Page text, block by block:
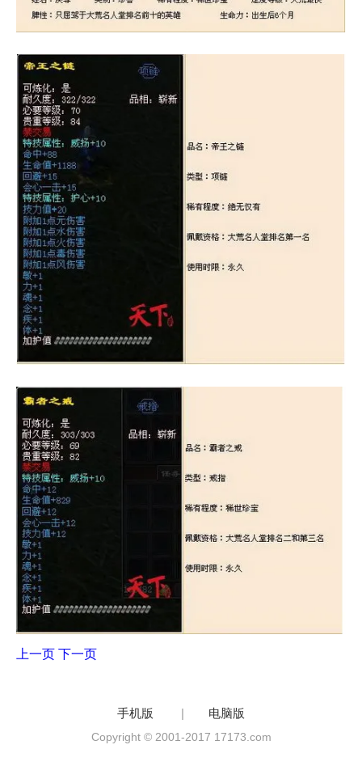
上一页 下一页
手机版 | 电脑版
Copyright © 2001-2017 17173.com